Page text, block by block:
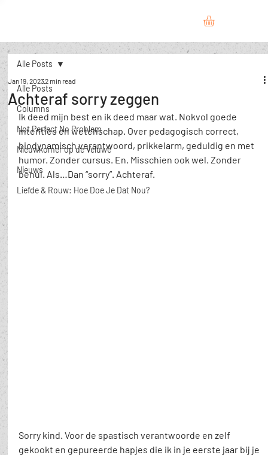
Alle Posts
Columns
Not Perfect No Problem
Nieuwkomer op de Veluwe
Nieuws
​Liefde & Rouw: Hoe Doe Je Dat Nou?
Alle Posts
Achteraf sorry zeggen
Jan 19, 20232 min read
Ik deed mijn best en ik deed maar wat. Nokvol goede
intenties en wetenschap. Over pedagogisch correct,
biodynamisch verantwoord, prikkelarm, geduldig en met
humor. Zonder cursus. En. Misschien ook wel. Zonder
benul. Als…Dan “sorry”. Achteraf.
Sorry kind. Voor de spastisch verantwoorde en zelf
gekookt en gepureerde hapjes die ik in je eerste jaar bij je